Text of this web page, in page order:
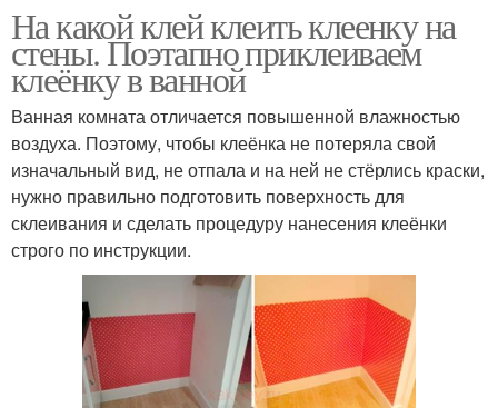
На какой клей клеить клеенку на
стены. Поэтапно приклеиваем
клеёнку в ванной
Ванная комната отличается повышенной влажностью
воздуха. Поэтому, чтобы клеёнка не потеряла свой
изначальный вид, не отпала и на ней не стёрлись краски,
нужно правильно подготовить поверхность для
склеивания и сделать процедуру нанесения клеёнки
строго по инструкции.